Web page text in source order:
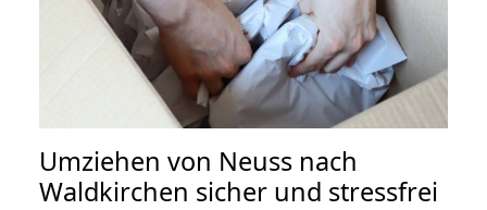
Umziehen von Neuss nach
Waldkirchen sicher und stressfrei